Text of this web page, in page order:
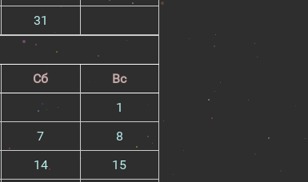
31
Сб
Вс
1
7
8
14
15